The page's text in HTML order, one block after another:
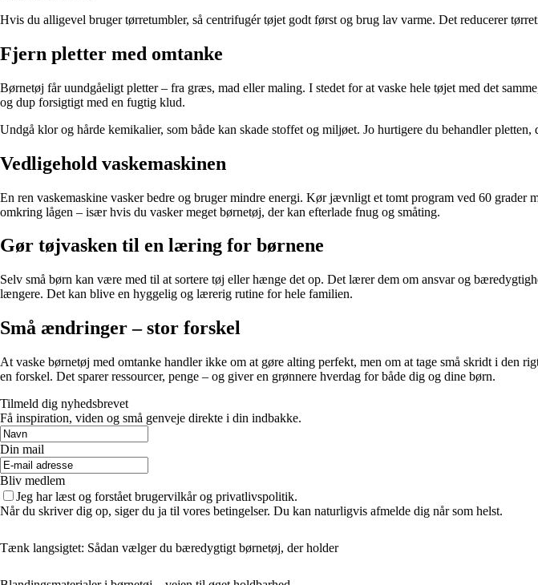
Hvis du alligevel bruger tørretumbler, så centrifugér tøjet godt først og brug lav varme. Det reducerer
Fjern pletter med omtanke
Børnetøj får uundgåeligt pletter – fra græs, mad eller maling. I stedet for at vaske hele tøjet med det
og dup forsigtigt med en fugtig klud.
Undgå klor og hårde kemikalier, som både kan skade stoffet og miljøet. Jo hurtigere du behandler pletten,
Vedligehold vaskemaskinen
En ren vaskemaskine vasker bedre og bruger mindre energi. Kør jævnligt et tomt program ved 60
omkring lågen – især hvis du vasker meget børnetøj, der kan efterlade fnug og småting.
Gør tøjvasken til en læring for børnene
Selv små børn kan være med til at sortere tøj eller hænge det op. Det lærer dem om ansvar og
længere. Det kan blive en hyggelig og lærerig rutine for hele familien.
Små ændringer – stor forskel
At vaske børnetøj med omtanke handler ikke om at gøre alting perfekt, men om at tage små skridt i
en forskel. Det sparer ressourcer, penge – og giver en grønnere hverdag for både dig og dine børn.
Tilmeld dig nyhedsbrevet
Få inspiration, viden og små genveje direkte i din indbakke.
Din mail
Bliv medlem
Jeg har læst og forstået brugervilkår og privatlivspolitik.
Når du skriver dig op, siger du ja til vores betingelser. Du kan naturligvis afmelde dig når som helst.
Tænk langsigtet: Sådan vælger du bæredygtigt børnetøj, der holder